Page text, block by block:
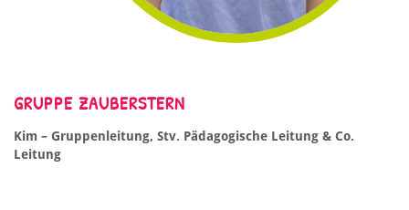
GRUPPE ZAUBERSTERN
Kim – Gruppenleitung, Stv. Pädagogische Leitung & Co.
Leitung